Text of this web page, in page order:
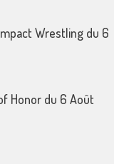
Wrestling du 6
Honor du 6 Août